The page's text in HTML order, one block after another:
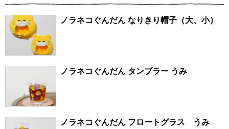
ノラネコぐんだん なりきり帽子（大、小）
ノラネコぐんだん タンブラー うみ
ノラネコぐんだん フロートグラス うみ